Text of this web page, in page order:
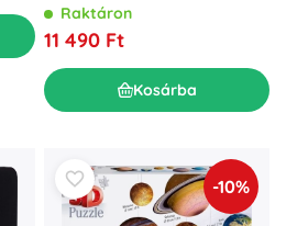
Raktáron
11 490 Ft
Kosárba
-10%